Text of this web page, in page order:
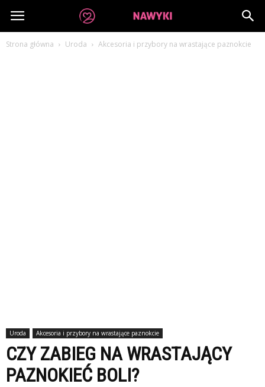
dobrenawyki.pl
Strona główna Uroda Akcesoria i przybory na wrastające paznokcie
Uroda Akcesoria i przybory na wrastające paznokcie
CZY ZABIEG NA WRASTAJĄCY
PAZNOKIEĆ BOLI?